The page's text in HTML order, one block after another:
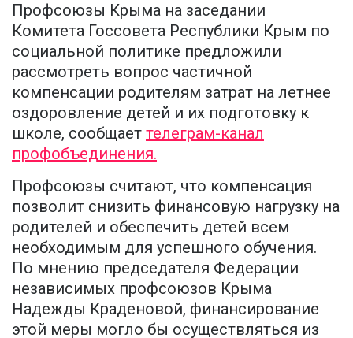
Профсоюзы Крыма на заседании
Комитета Госсовета Республики Крым по
социальной политике предложили
рассмотреть вопрос частичной
компенсации родителям затрат на летнее
оздоровление детей и их подготовку к
школе, сообщает телеграм-канал
профобъединения.
Профсоюзы считают, что компенсация
позволит снизить финансовую нагрузку на
родителей и обеспечить детей всем
необходимым для успешного обучения.
По мнению председателя Федерации
независимых профсоюзов Крыма
Надежды Краденовой, финансирование
этой меры могло бы осуществляться из